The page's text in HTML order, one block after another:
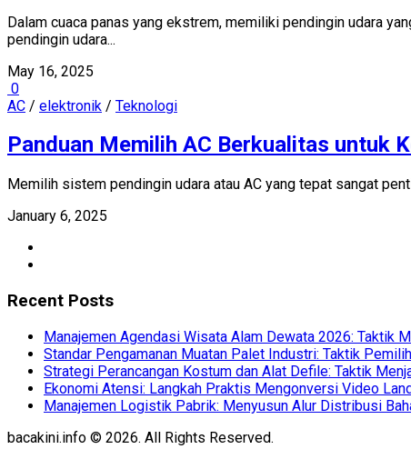
Dalam cuaca panas yang ekstrem, memiliki pendingin udara
pendingin udara...
May 16, 2025
0
AC / elektronik / Teknologi
Panduan Memilih AC Berkualitas untuk
Memilih sistem pendingin udara atau AC yang tepat sangat
January 6, 2025
Recent Posts
Manajemen Agendasi Wisata Alam Dewata 2026: Taktik
Standar Pengamanan Muatan Palet Industri: Taktik
Strategi Perancangan Kostum dan Alat Defile: Taktik
Ekonomi Atensi: Langkah Praktis Mengonversi Video
Manajemen Logistik Pabrik: Menyusun Alur Distribusi
bacakini.info © 2026. All Rights Reserved.